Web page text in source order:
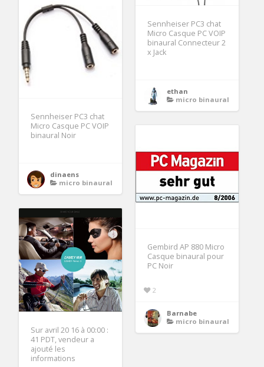
Sennheiser PC3 chat
Micro Casque PC VOIP
binaural Connecteur 2
x Jack
ethan
micro binaural
Sennheiser PC3 chat
Micro Casque PC VOIP
binaural Noir
dinaens
micro binaural
Gembird AP 880 Micro
Casque binaural pour
PC Noir
2
Barnabe
micro binaural
Sur avril 20 16 à 00:00 :
41 PDT, vendeur a
ajouté les
informations